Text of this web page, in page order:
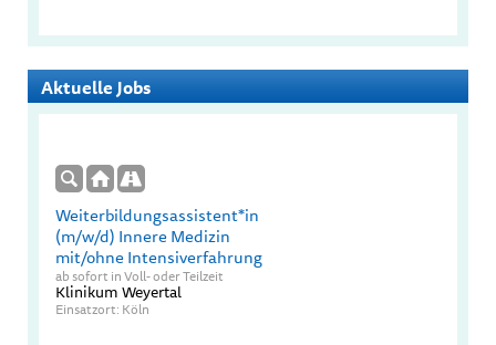
Aktuelle Jobs
Weiterbildungsassistent*in
(m/w/d) Innere Medizin
mit/ohne Intensiverfahrung
ab sofort in Voll- oder Teilzeit
Klinikum Weyertal
Einsatzort: Köln